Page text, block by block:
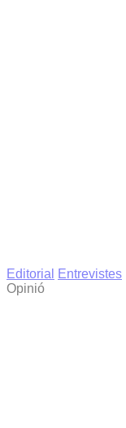
Editorial
Entrevistes
Opinió